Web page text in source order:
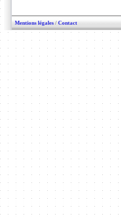
Mentions légales / Contact